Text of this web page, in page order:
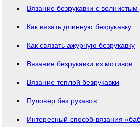
Вязание безрукавки с волнистым
Как вязать длинную безрукавку
Как связать ажурную безрукавку
Вязание безрукавки из мотивов
Вязание теплой безрукавки
Пуловер без рукавов
Интересный способ вязания